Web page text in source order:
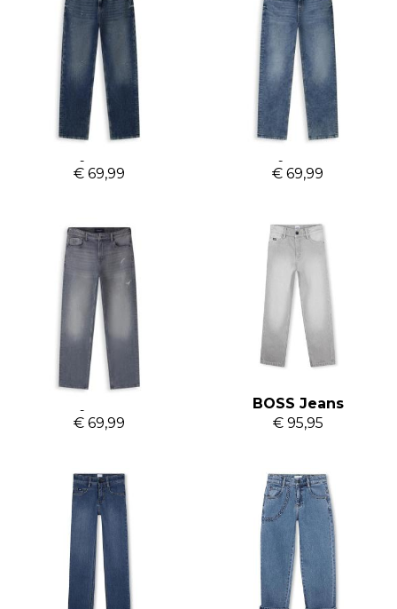
zien? Of wil je graag advies over jouw maten of
stijladvies? Dan nodigen we je graag uit in onze Tata Sjop
winkel in Den Bosch. Je kunt ons vinden in het mooie
centrum aan Achter Het Stadhuis 36. We zien je graag!
€ 69,99
€ 69,99
€ 69,99
BOSS Jeans
€ 95,95